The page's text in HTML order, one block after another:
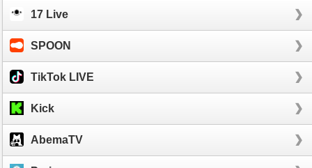
17 Live
SPOON
TikTok LIVE
Kick
AbemaTV